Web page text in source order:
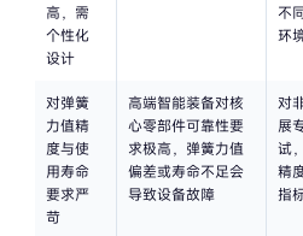
高端智
解决动
包装罐
空压机
高，需
个性化
设计
不
环
对弹簧
力值精
度与使
用寿命
要求严
苛
高端智能装备对核
心零部件可靠性要
求极高，弹簧力值
偏差或寿命不足会
导致设备故障
对
展
试
精
指